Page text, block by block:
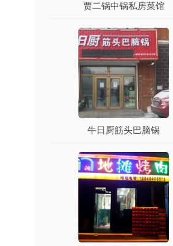
贾二锅中锅私房菜馆
牛日厨筋头巴脑锅